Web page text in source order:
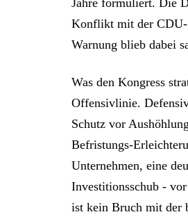
Jahre formuliert. Die
Konflikt mit der CDU-
Warnung blieb dabei
Was den Kongress
Offensivlinie.
Schutz vor
Befristungs-
Unternehmen, eine
Investitionsschub -
ist kein Bruch mit der